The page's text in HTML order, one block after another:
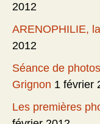
2012
ARENOPHILIE,
2012
Séance de
Grignon 1 février
Les premières